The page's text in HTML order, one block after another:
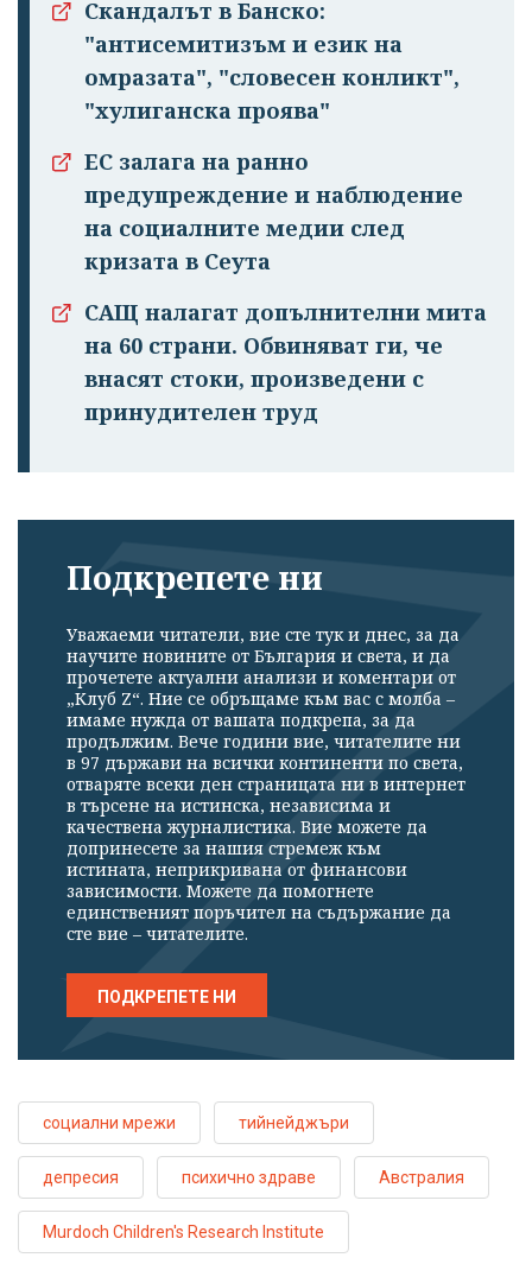
Скандалът в Банско:
"антисемитизъм и език на
омразата", "словесен конликт",
"хулиганска проява"
ЕС залага на ранно
предупреждение и наблюдение
на социалните медии след
кризата в Сеута
САЩ налагат допълнителни мита
на 60 страни. Обвиняват ги, че
внасят стоки, произведени с
принудителен труд
Подкрепете ни
Уважаеми читатели, вие сте тук и днес, за да
научите новините от България и света, и да
прочетете актуални анализи и коментари от
„Клуб Z“. Ние се обръщаме към вас с молба –
имаме нужда от вашата подкрепа, за да
продължим. Вече години вие, читателите ни
в 97 държави на всички континенти по света,
отваряте всеки ден страницата ни в интернет
в търсене на истинска, независима и
качествена журналистика. Вие можете да
допринесете за нашия стремеж към
истината, неприкривана от финансови
зависимости. Можете да помогнете
единственият поръчител на съдържание да
сте вие – читателите.
ПОДКРЕПЕТЕ НИ
социални мрежи тийнейджъри
депресия психично здраве Австралия
Murdoch Children's Research Institute